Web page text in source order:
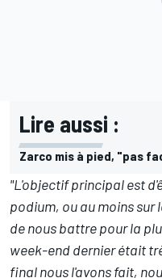
Lire aussi :
Zarco mis à pied, "pas
"L'objectif principal est
podium, ou au moins sur
de nous battre pour la
week-end dernier était
final nous l'avons fait,